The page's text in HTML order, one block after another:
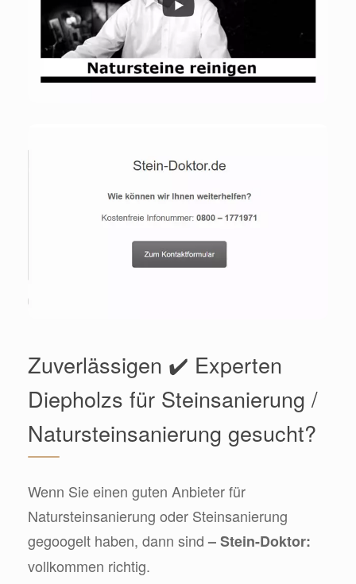
Zuverlässigen ✔️ Experten
Diepholzs für Steinsanierung /
Natursteinsanierung gesucht?
Wenn Sie einen guten Anbieter für
Natursteinsanierung oder Steinsanierung
gegoogelt haben, dann sind– Stein-Doktor:
vollkommen richtig.